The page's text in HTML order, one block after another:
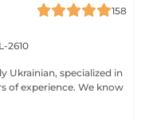
158
2610
Ukrainian, specialized in
We know